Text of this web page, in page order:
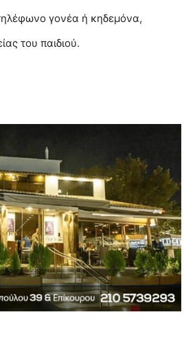
γονέα ή κηδεμόνα,
του παιδιού.